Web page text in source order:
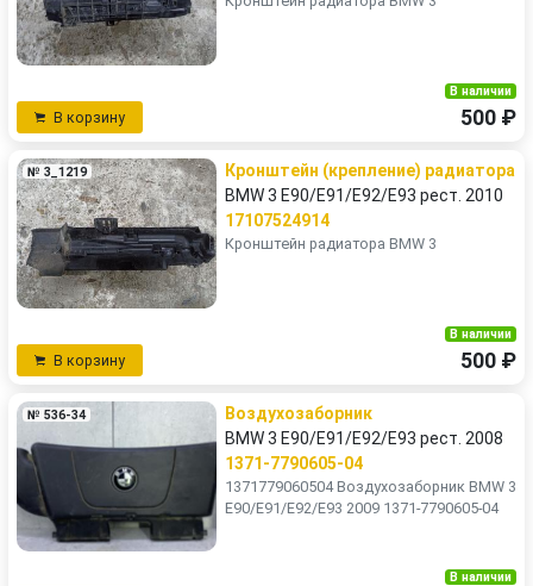
В корзину
В наличии
500 ₽
№ 3_1219
Кронштейн (крепление) радиатора
BMW 3 E90/E91/E92/E93 рест. 2010
17107524914
Кронштейн радиатора BMW 3
В корзину
В наличии
500 ₽
№ 536-34
Воздухозаборник
BMW 3 E90/E91/E92/E93 рест. 2008
1371-7790605-04
1371779060504 Воздухозаборник BMW 3
E90/E91/E92/E93 2009 1371-7790605-04
В наличии